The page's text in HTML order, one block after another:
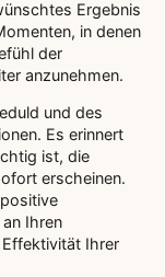
Ergebnis
in denen
der
anzunehmen.
und des
Es erinnert
ist, die
erscheinen.
Ihren
Ihrer